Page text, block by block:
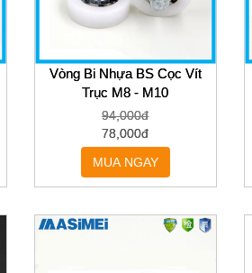
Vòng Bi Nhựa BS Cọc Vít
Trục M8 - M10
94,000đ
78,000đ
MUA NGAY